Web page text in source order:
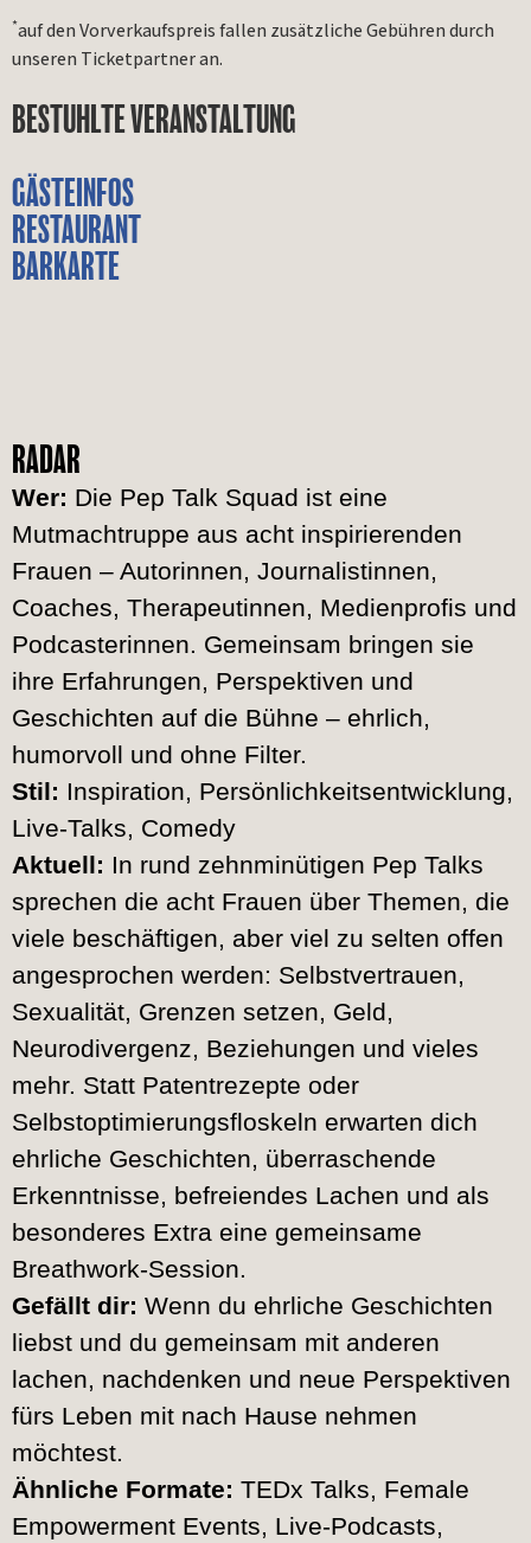
*auf den Vorverkaufspreis fallen zusätzliche Gebühren durch
unseren Ticketpartner an.
BESTUHLTE VERANSTALTUNG
GÄSTEINFOS
RESTAURANT
BARKARTE
RADAR
Wer: Die Pep Talk Squad ist eine
Mutmachtruppe aus acht inspirierenden
Frauen – Autorinnen, Journalistinnen,
Coaches, Therapeutinnen, Medienprofis und
Podcasterinnen. Gemeinsam bringen sie
ihre Erfahrungen, Perspektiven und
Geschichten auf die Bühne – ehrlich,
humorvoll und ohne Filter.
Stil: Inspiration, Persönlichkeitsentwicklung,
Live-Talks, Comedy
Aktuell: In rund zehnminütigen Pep Talks
sprechen die acht Frauen über Themen, die
viele beschäftigen, aber viel zu selten offen
angesprochen werden: Selbstvertrauen,
Sexualität, Grenzen setzen, Geld,
Neurodivergenz, Beziehungen und vieles
mehr. Statt Patentrezepte oder
Selbstoptimierungsfloskeln erwarten dich
ehrliche Geschichten, überraschende
Erkenntnisse, befreiendes Lachen und als
besonderes Extra eine gemeinsame
Breathwork-Session.
Gefällt dir: Wenn du ehrliche Geschichten
liebst und du gemeinsam mit anderen
lachen, nachdenken und neue Perspektiven
fürs Leben mit nach Hause nehmen
möchtest.
Ähnliche Formate: TEDx Talks, Female
Empowerment Events, Live-Podcasts,